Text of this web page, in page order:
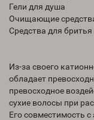
Гели для душа
Очищающие
Средства для бритья
Из-за своего
обладает
превосходное
сухие волосы при
Его совместимость